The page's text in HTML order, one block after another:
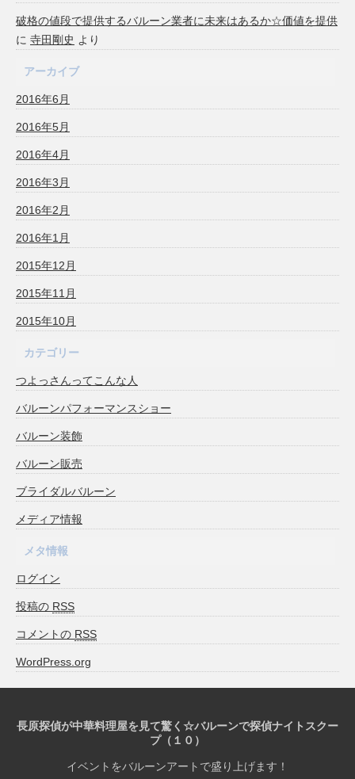
破格の値段で提供するバルーン業者に未来はあるか☆価値を提供
に 寺田剛史 より
アーカイブ
2016年6月
2016年5月
2016年4月
2016年3月
2016年2月
2016年1月
2015年12月
2015年11月
2015年10月
カテゴリー
つよっさんってこんな人
バルーンパフォーマンスショー
バルーン装飾
バルーン販売
ブライダルバルーン
メディア情報
メタ情報
ログイン
投稿の RSS
コメントの RSS
WordPress.org
長原探偵が中華料理屋を見て驚く☆バルーンで探偵ナイトスクー
プ（１０）
イベントをバルーンアートで盛り上げます！